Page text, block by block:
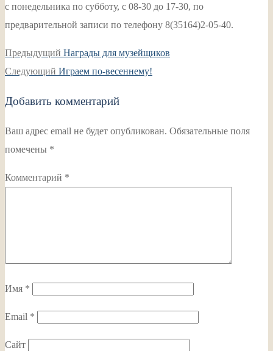
с понедельника по субботу, с 08-30 до 17-30, по
предварительной записи по телефону 8(35164)2-05-40.
Навигация
по
Предыдущий Предыдущая
запись:
Награды для музейщиков
Следующий Следующая
Играем по-весеннему!
Добавить комментарий
Ваш адрес email не будет опубликован. Обязательные поля
помечены *
Комментарий *
Имя *
Email *
Сайт